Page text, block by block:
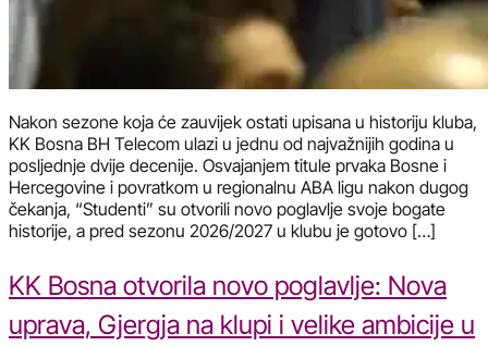
Nakon sezone koja će zauvijek ostati upisana u historiju kluba,
KK Bosna BH Telecom ulazi u jednu od najvažnijih godina u
posljednje dvije decenije. Osvajanjem titule prvaka Bosne i
Hercegovine i povratkom u regionalnu ABA ligu nakon dugog
čekanja, “Studenti” su otvorili novo poglavlje svoje bogate
historije, a pred sezonu 2026/2027 u klubu je gotovo […]
KK Bosna otvorila novo poglavlje: Nova
uprava, Gjergja na klupi i velike ambicije u